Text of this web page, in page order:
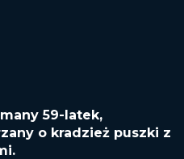
59-latek,
o kradzież puszki z